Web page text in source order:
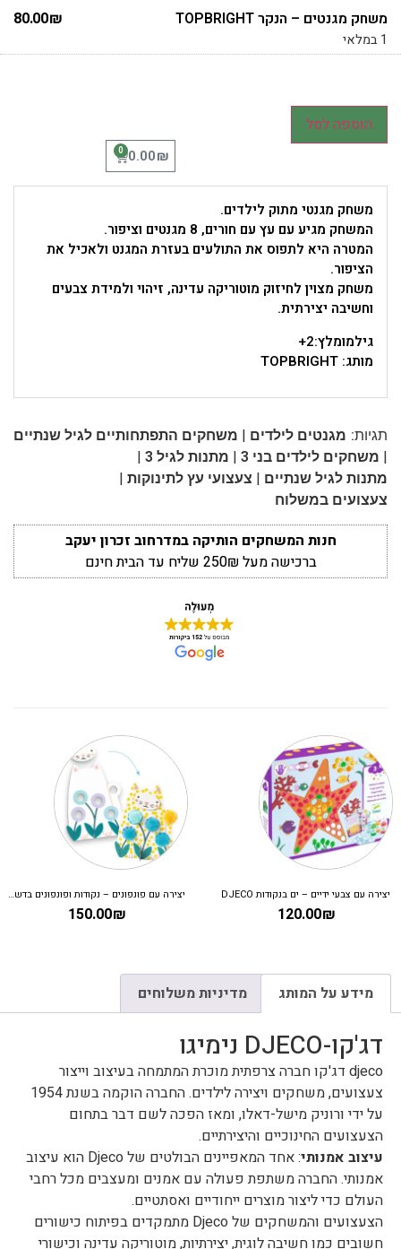
משחק מגנטים – הנקר TOPBRIGHT 80.00₪
1 במלאי
הוספה לסל
0.00₪
0
משחק מגנטי מתוק לילדים.
המשחק מגיע עם עץ עם חורים, 8 מגנטים וציפור.
המטרה היא לתפוס את התולעים בעזרת המגנט ולאכיל את
הציפור.
משחק מצוין לחיזוק מוטוריקה עדינה, זיהוי ולמידת צבעים
וחשיבה יצירתית.
גילמומלץ:2+
מותג: TOPBRIGHT
תגיות: מגנטים לילדים | משחקים התפתחותיים לגיל שנתיים
| משחקים לילדים בני 3 | מתנות לגיל 3 |
מתנות לגיל שנתיים | צעצועי עץ לתינוקות |
צעצועים במשלוח
חנות המשחקים הותיקה במדרחוב זכרון יעקב
ברכישה מעל 250₪ שליח עד הבית חינם
יצירה עם צבעי ידיים – ים בנקודות DJECO
120.00₪
יצירה עם פונפונים – נקודות ופונפונים בדשא DJECO
150.00₪
מידע על המותג מדיניות משלוחים
דג'קו-DJECO נימיגו
djeco דג'קו חברה צרפתית מוכרת המתמחה בעיצוב וייצור
צעצועים, משחקים ויצירה לילדים. החברה הוקמה בשנת 1954
על ידי ורוניק מישל-דאלו, ומאז הפכה לשם דבר בתחום
הצעצועים החינוכיים והיצירתיים.
עיצוב אמנותי
: אחד המאפיינים הבולטים של Djeco הוא עיצוב
אמנותי. החברה משתפת פעולה עם אמנים ומעצבים מכל רחבי
העולם כדי ליצור מוצרים ייחודיים ואסתטיים.
הצעצועים והמשחקים של Djeco מתמקדים בפיתוח כישורים
חשובים כמו חשיבה לוגית, יצירתיות, מוטוריקה עדינה וכישורי